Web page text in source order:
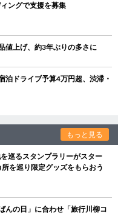
ングで支援を募集
値上げ、約3年ぶりの多さに
ドライブ予算4万円超、渋滞・
もっと見る
巡るスタンプラリーがスター
を巡り限定グッズをもらおう
の日」に合わせ「旅行川柳コ